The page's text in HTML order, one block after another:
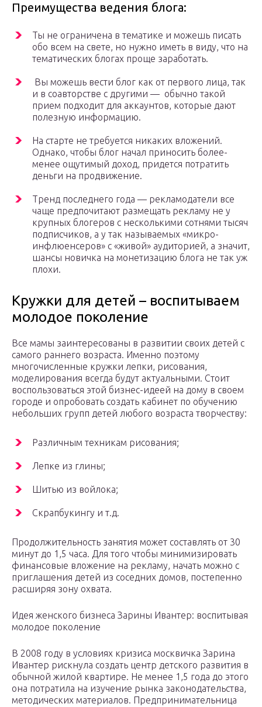
Преимущества ведения блога:
Ты не ограничена в тематике и можешь писать
обо всем на свете, но нужно иметь в виду, что на
тематических блогах проще заработать.
Вы можешь вести блог как от первого лица, так
и в соавторстве с другими — обычно такой
прием подходит для аккаунтов, которые дают
полезную информацию.
На старте не требуется никаких вложений.
Однако, чтобы блог начал приносить более-
менее ощутимый доход, придется потратить
деньги на продвижение.
Тренд последнего года — рекламодатели все
чаще предпочитают размещать рекламу не у
крупных блогеров с несколькими сотнями тысяч
подписчиков, а у так называемых «микро-
инфлюенсеров» с «живой» аудиторией, а значит,
шансы новичка на монетизацию блога не так уж
плохи.
Кружки для детей – воспитываем
молодое поколение
Все мамы заинтересованы в развитии своих детей с
самого раннего возраста. Именно поэтому
многочисленные кружки лепки, рисования,
моделирования всегда будут актуальными. Стоит
воспользоваться этой бизнес-идеей на дому в своем
городе и опробовать создать кабинет по обучению
небольших групп детей любого возраста творчеству:
Различным техникам рисования;
Лепке из глины;
Шитью из войлока;
Скрапбукингу и т.д.
Продолжительность занятия может составлять от 30
минут до 1,5 часа. Для того чтобы минимизировать
финансовые вложение на рекламу, начать можно с
приглашения детей из соседних домов, постепенно
расширяя зону охвата.
Идея женского бизнеса Зарины Ивантер: воспитывая
молодое поколение
В 2008 году в условиях кризиса москвичка Зарина
Ивантер рискнула создать центр детского развития в
обычной жилой квартире. Не менее 1,5 года до этого
она потратила на изучение рынка законодательства,
методических материалов. Предпринимательница